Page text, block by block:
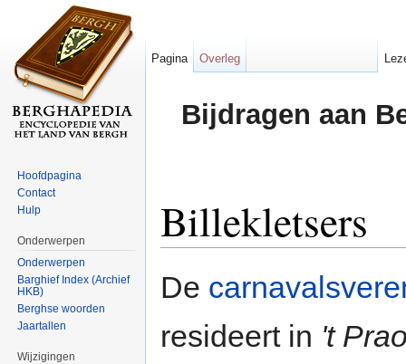
Bijdragen aan
Billekletsers
De
resideert in 't
Pagina Overleg
Hoofdpagina
Contact
Hulp
Onderwerpen
Onderwerpen
Barghief Index (Archief
HKB)
Berghse woorden
Jaartallen
Wijzigingen